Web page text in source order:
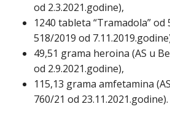
od 2.3.2021.godine),
1240 tableta “Tramadola” od
518/2019 od
49,51 grama heroina (AS u
od 2.9.2021.godine),
115,13 grama amfetamina
760/21 od 23.11.2021.godine).